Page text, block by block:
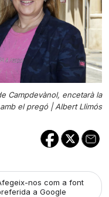
Campdevànol, encetarà la
el pregó |Albert Llimós
nos com a font
a Google